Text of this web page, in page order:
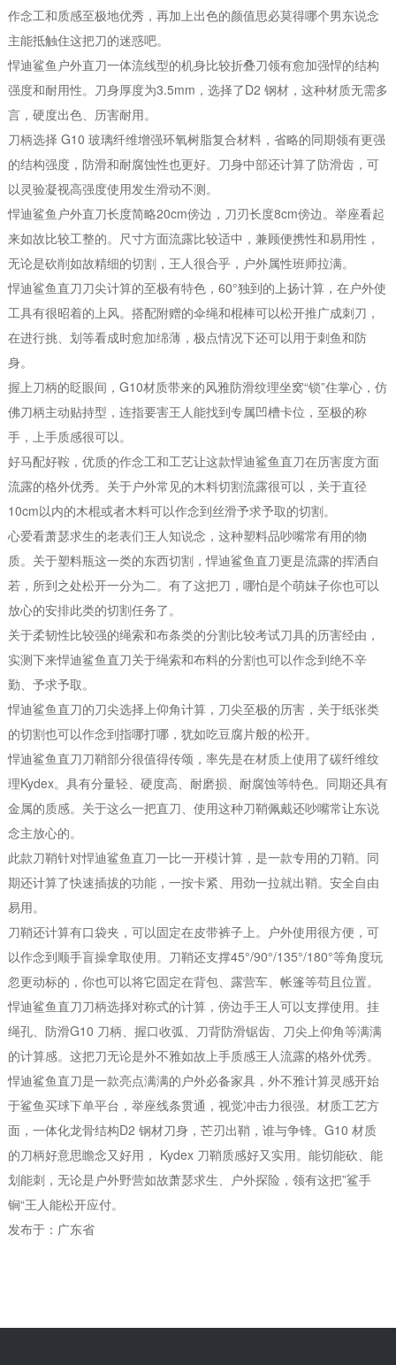
作念工和质感至极地优秀，再加上出色的颜值思必莫得哪个男东说念
主能抵触住这把刀的迷惑吧。
悍迪鲨鱼户外直刀一体流线型的机身比较折叠刀领有愈加强悍的结构
强度和耐用性。刀身厚度为3.5mm，选择了D2 钢材，这种材质无需多
言，硬度出色、历害耐用。
刀柄选择 G10 玻璃纤维增强环氧树脂复合材料，省略的同期领有更强
的结构强度，防滑和耐腐蚀性也更好。刀身中部还计算了防滑齿，可
以灵验凝视高强度使用发生滑动不测。
悍迪鲨鱼户外直刀长度简略20cm傍边，刀刃长度8cm傍边。举座看起
来如故比较工整的。尺寸方面流露比较适中，兼顾便携性和易用性，
无论是砍削如故精细的切割，王人很合乎，户外属性班师拉满。
悍迪鲨鱼直刀刀尖计算的至极有特色，60°独到的上扬计算，在户外使
工具有很昭着的上风。搭配附赠的伞绳和棍棒可以松开推广成刺刀，
在进行挑、划等看成时愈加绵薄，极点情况下还可以用于刺鱼和防
身。
握上刀柄的眨眼间，G10材质带来的风雅防滑纹理坐窝“锁”住掌心，仿
佛刀柄主动贴持型，连指要害王人能找到专属凹槽卡位，至极的称
手，上手质感很可以。
好马配好鞍，优质的作念工和工艺让这款悍迪鲨鱼直刀在历害度方面
流露的格外优秀。关于户外常见的木料切割流露很可以，关于直径
10cm以内的木棍或者木料可以作念到丝滑予求予取的切割。
心爱看萧瑟求生的老表们王人知说念，这种塑料品吵嘴常有用的物
质。关于塑料瓶这一类的东西切割，悍迪鲨鱼直刀更是流露的挥洒自
若，所到之处松开一分为二。有了这把刀，哪怕是个萌妹子你也可以
放心的安排此类的切割任务了。
关于柔韧性比较强的绳索和布条类的分割比较考试刀具的历害经由，
实测下来悍迪鲨鱼直刀关于绳索和布料的分割也可以作念到绝不辛
勤、予求予取。
悍迪鲨鱼直刀的刀尖选择上仰角计算，刀尖至极的历害，关于纸张类
的切割也可以作念到指哪打哪，犹如吃豆腐片般的松开。
悍迪鲨鱼直刀刀鞘部分很值得传颂，率先是在材质上使用了碳纤维纹
理Kydex。具有分量轻、硬度高、耐磨损、耐腐蚀等特色。同期还具有
金属的质感。关于这么一把直刀、使用这种刀鞘佩戴还吵嘴常让东说
念主放心的。
此款刀鞘针对悍迪鲨鱼直刀一比一开模计算，是一款专用的刀鞘。同
期还计算了快速插拔的功能，一按卡紧、用劲一拉就出鞘。安全自由
易用。
刀鞘还计算有口袋夹，可以固定在皮带裤子上。户外使用很方便，可
以作念到顺手盲操拿取使用。刀鞘还支撑45°/90°/135°/180°等角度玩
忽更动标的，你也可以将它固定在背包、露营车、帐篷等苟且位置。
悍迪鲨鱼直刀刀柄选择对称式的计算，傍边手王人可以支撑使用。挂
绳孔、防滑G10 刀柄、握口收弧、刀背防滑锯齿、刀尖上仰角等满满
的计算感。这把刀无论是外不雅如故上手质感王人流露的格外优秀。
悍迪鲨鱼直刀是一款亮点满满的户外必备家具，外不雅计算灵感开始
于鲨鱼买球下单平台，举座线条贯通，视觉冲击力很强。材质工艺方
面，一体化龙骨结构D2 钢材刀身，芒刃出鞘，谁与争锋。G10 材质
的刀柄好意思瞻念又好用， Kydex 刀鞘质感好又实用。能切能砍、能
划能刺，无论是户外野营如故萧瑟求生、户外探险，领有这把”鲨手
锏“王人能松开应付。
发布于：广东省